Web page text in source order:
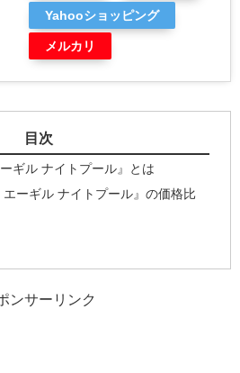
Yahooショッピング
メルカリ
目次
ギル ナイトプール』とは
エーギル ナイトプール』の価格比
ンサーリンク